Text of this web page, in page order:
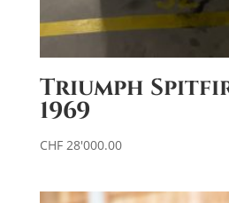
Triumph
1969
CHF28'000.00